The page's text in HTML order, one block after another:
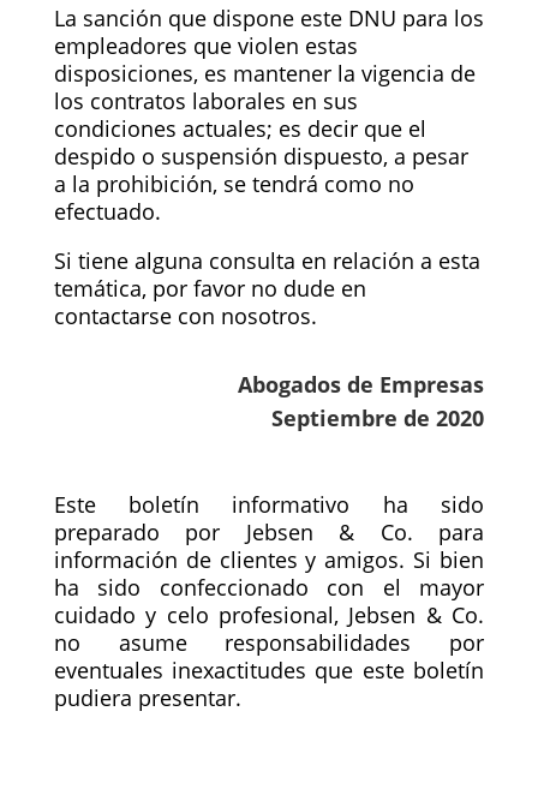
La sanción que dispone este DNU para los
empleadores que violen estas
disposiciones, es mantener la vigencia de
los contratos laborales en sus
condiciones actuales; es decir que el
despido o suspensión dispuesto, a pesar
a la prohibición, se tendrá como no
efectuado.
Si tiene alguna consulta en relación a esta
temática, por favor no dude en
contactarse con nosotros.
Abogados de Empresas
Septiembre de 2020
Este boletín informativo ha sido
preparado por Jebsen & Co. para
información de clientes y amigos. Si bien
ha sido confeccionado con el mayor
cuidado y celo profesional, Jebsen & Co.
no asume responsabilidades por
eventuales inexactitudes que este boletín
pudiera presentar.